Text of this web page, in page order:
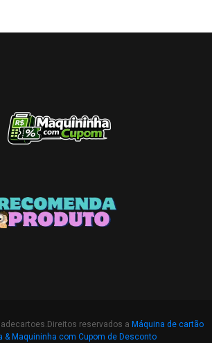
reservados a Máquina de cartão
& Maquininha com Cupom de Desconto